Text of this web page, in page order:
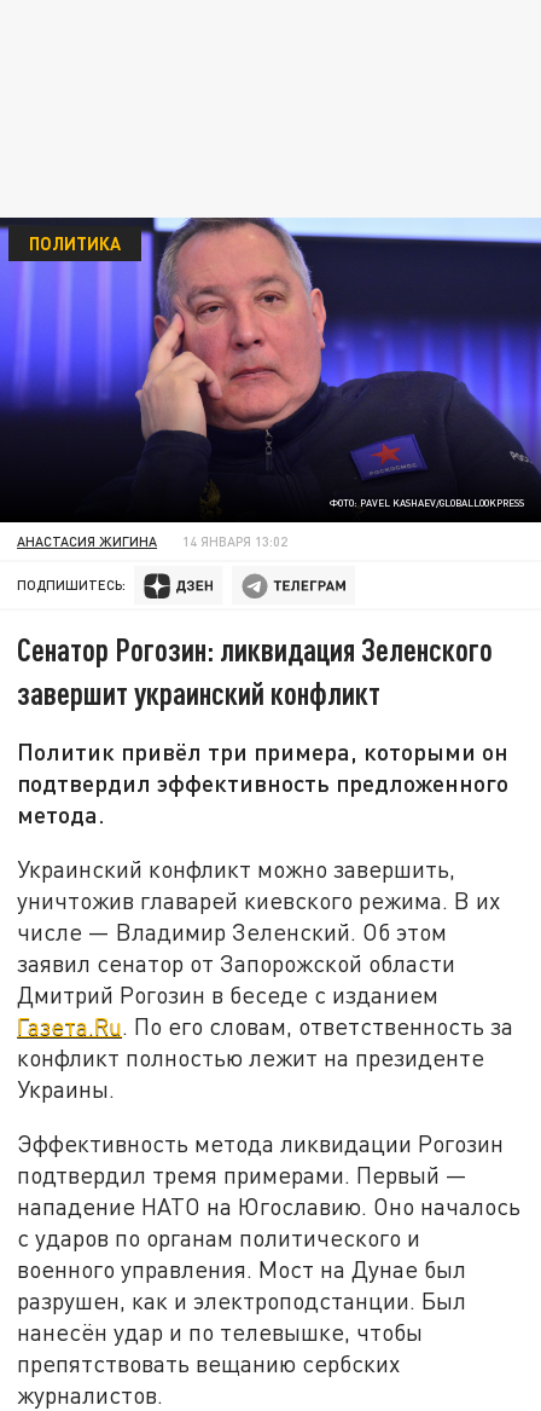
ФОТО: PAVEL KASHAEV/GLOBALLOOKPRESS
ПОЛИТИКА
АНАСТАСИЯ ЖИГИНА 14 ЯНВАРЯ 13:02
ПОДПИШИТЕСЬ:
Сенатор Рогозин: ликвидация Зеленского
завершит украинский конфликт
Политик привёл три примера, которыми он
подтвердил эффективность предложенного
метода.
Украинский конфликт можно завершить,
уничтожив главарей киевского режима. В их
числе — Владимир Зеленский. Об этом
заявил сенатор от Запорожской области
Дмитрий Рогозин в беседе с изданием
Газета.Ru. По его словам, ответственность за
конфликт полностью лежит на президенте
Украины.
Эффективность метода ликвидации Рогозин
подтвердил тремя примерами. Первый —
нападение НАТО на Югославию. Оно началось
с ударов по органам политического и
военного управления. Мост на Дунае был
разрушен, как и электроподстанции. Был
нанесён удар и по телевышке, чтобы
препятствовать вещанию сербских
журналистов.